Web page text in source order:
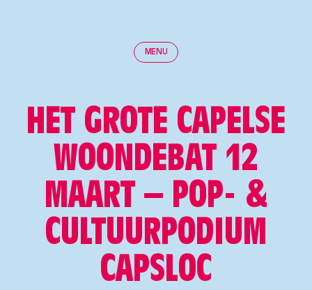
MENU
HET GROTE CAPELSE
WOONDEBAT 12
MAART – POP- &
CULTUURPODIUM
CAPSLOC